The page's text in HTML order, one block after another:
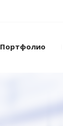
Портфолио